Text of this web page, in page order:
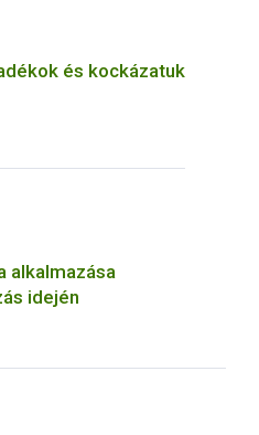
és kockázatuk
alkalmazása
idején